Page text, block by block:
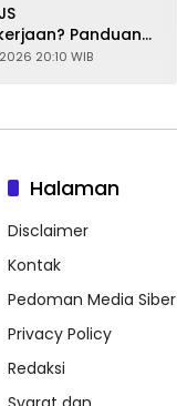
Panduan
Pekerja dan
20:10 WIB
Halaman
Disclaimer
Kontak
Pedoman Media Siber
Privacy Policy
Redaksi